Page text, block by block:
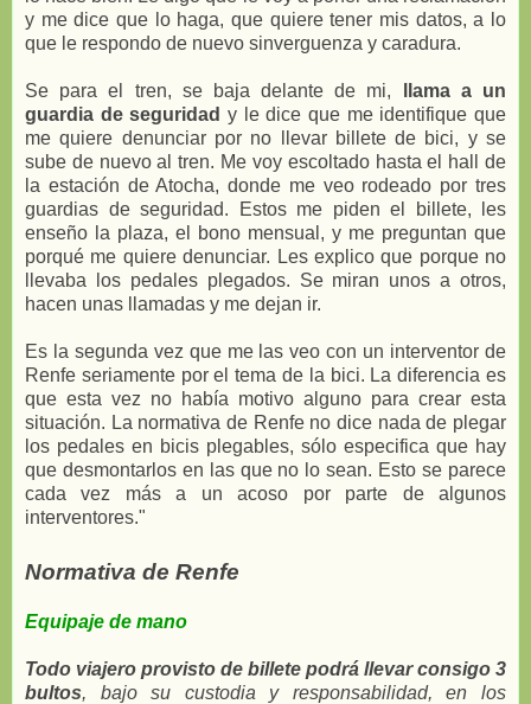
y me dice que lo haga, que quiere tener mis datos, a lo
que le respondo de nuevo sinverguenza y caradura.
Se para el tren, se baja delante de mi,
llama a un
guardia de seguridad y le dice que me identifique que
me quiere denunciar por no llevar billete de bici, y se
sube de nuevo al tren. Me voy escoltado hasta el hall de
la estación de Atocha, donde me veo rodeado por tres
guardias de seguridad. Estos me piden el billete, les
enseño la plaza, el bono mensual, y me preguntan que
porqué me quiere denunciar. Les explico que porque no
llevaba los pedales plegados. Se miran unos a otros,
hacen unas llamadas y me dejan ir.
Es la segunda vez que me las veo con un interventor de
Renfe seriamente por el tema de la bici. La diferencia es
que esta vez no había motivo alguno para crear esta
situación. La normativa de Renfe no dice nada de plegar
los pedales en bicis plegables, sólo especifica que hay
que desmontarlos en las que no lo sean. Esto se parece
cada vez más a un acoso por parte de algunos
interventores."
Normativa de Renfe
Equipaje de mano
Todo viajero provisto de billete podrá llevar consigo 3
bultos, bajo su custodia y responsabilidad, en los